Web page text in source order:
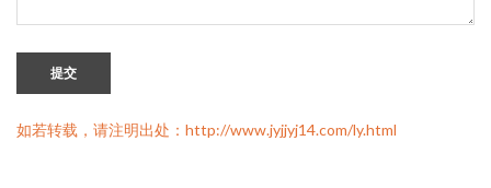
提交
如若转载，请注明出处：http://www.jyjjyj14.com/ly.html